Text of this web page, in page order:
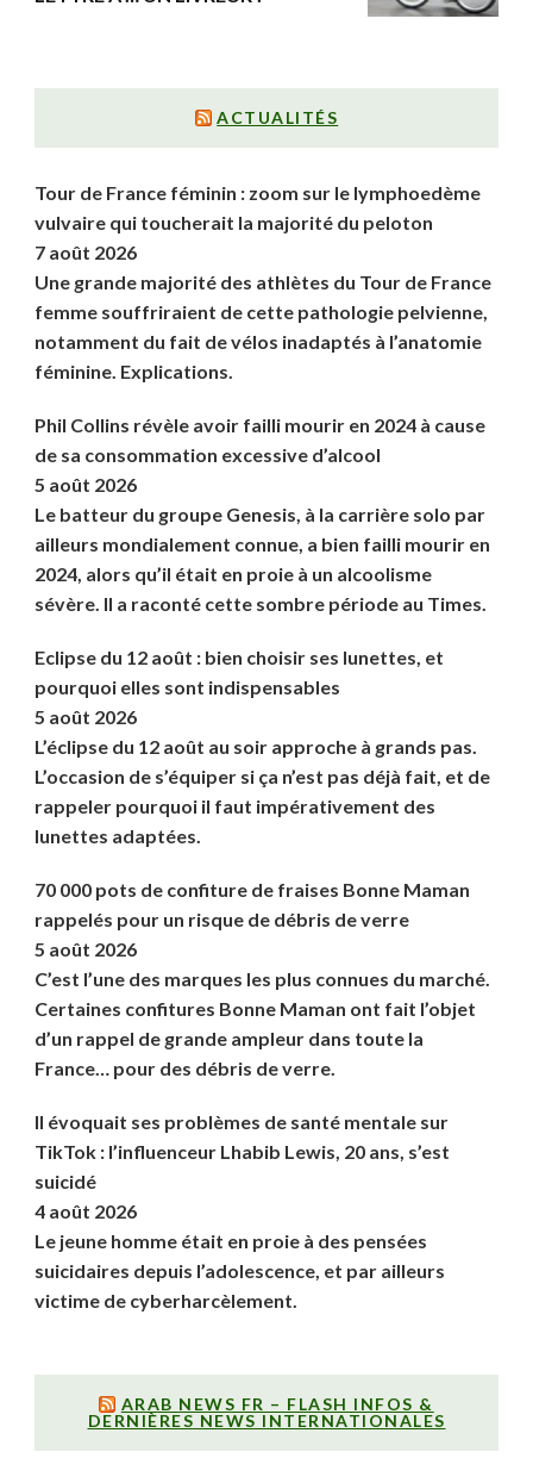
ACTUALITÉS
Tour de France féminin : zoom sur le lymphoedème
vulvaire qui toucherait la majorité du peloton
7 août 2026
Une grande majorité des athlètes du Tour de France
femme souffriraient de cette pathologie pelvienne,
notamment du fait de vélos inadaptés à l’anatomie
féminine. Explications.
Phil Collins révèle avoir failli mourir en 2024 à cause
de sa consommation excessive d’alcool
5 août 2026
Le batteur du groupe Genesis, à la carrière solo par
ailleurs mondialement connue, a bien failli mourir en
2024, alors qu’il était en proie à un alcoolisme
sévère. Il a raconté cette sombre période au Times.
Eclipse du 12 août : bien choisir ses lunettes, et
pourquoi elles sont indispensables
5 août 2026
L’éclipse du 12 août au soir approche à grands pas.
L’occasion de s’équiper si ça n’est pas déjà fait, et de
rappeler pourquoi il faut impérativement des
lunettes adaptées.
70 000 pots de confiture de fraises Bonne Maman
rappelés pour un risque de débris de verre
5 août 2026
C’est l’une des marques les plus connues du marché.
Certaines confitures Bonne Maman ont fait l’objet
d’un rappel de grande ampleur dans toute la
France… pour des débris de verre.
Il évoquait ses problèmes de santé mentale sur
TikTok : l’influenceur Lhabib Lewis, 20 ans, s’est
suicidé
4 août 2026
Le jeune homme était en proie à des pensées
suicidaires depuis l’adolescence, et par ailleurs
victime de cyberharcèlement.
ARAB NEWS FR – FLASH INFOS &
DERNIÈRES NEWS INTERNATIONALES